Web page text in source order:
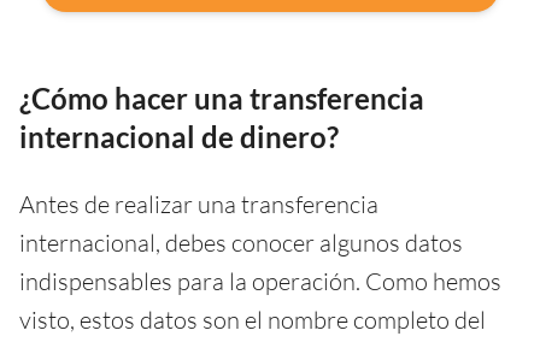
¿Cómo hacer una transferencia
internacional de dinero?
Antes de realizar una transferencia
internacional, debes conocer algunos datos
indispensables para la operación. Como hemos
visto, estos datos son el nombre completo del